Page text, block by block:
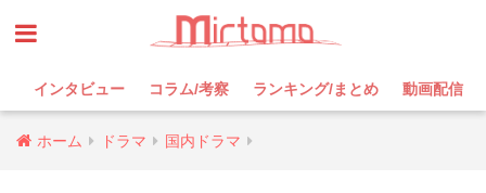
インタビュー コラム/考察 ランキング/まとめ 動画配信
ホーム ドラマ 国内ドラマ